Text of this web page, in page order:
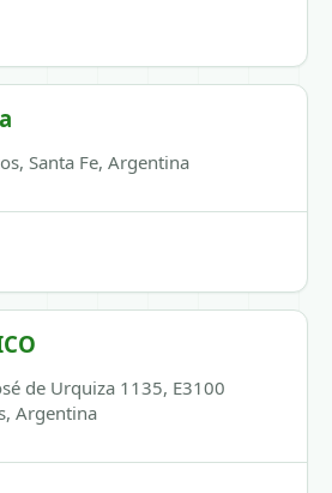
Santa Fe, Argentina
de Urquiza 1135, E3100
Argentina